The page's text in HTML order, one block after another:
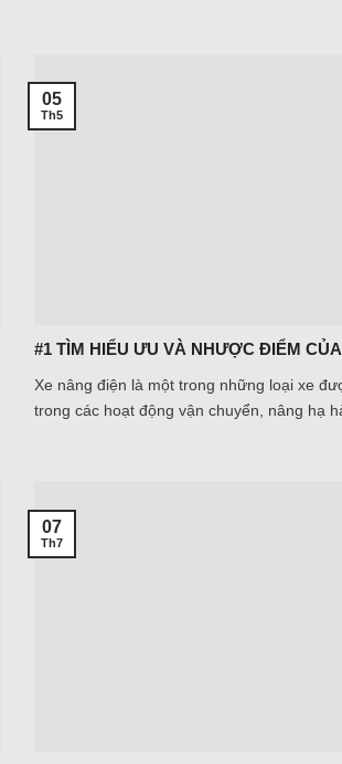
#1 TÌM HIỂU ƯU VÀ NHƯỢC ĐIỂM
Xe nâng điện là một trong những loại xe
trong các hoạt động vận chuyển, nâng hạ
05
Th5
07
Th7